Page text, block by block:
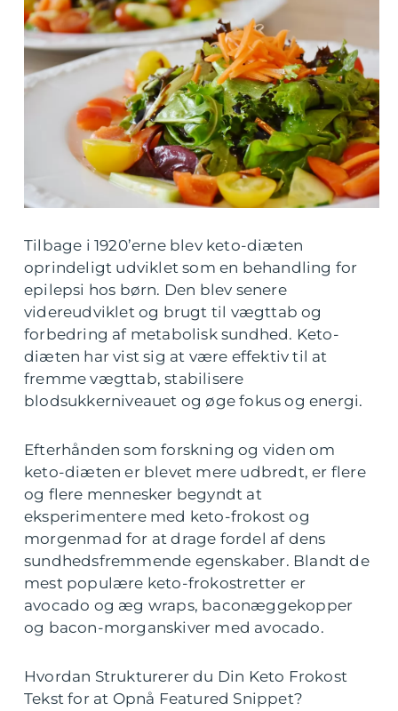
Tilbage i 1920’erne blev keto-diæten
oprindeligt udviklet som en behandling for
epilepsi hos børn. Den blev senere
videreudviklet og brugt til vægttab og
forbedring af metabolisk sundhed. Keto-
diæten har vist sig at være effektiv til at
fremme vægttab, stabilisere
blodsukkerniveauet og øge fokus og energi.
Efterhånden som forskning og viden om
keto-diæten er blevet mere udbredt, er flere
og flere mennesker begyndt at
eksperimentere med keto-frokost og
morgenmad for at drage fordel af dens
sundhedsfremmende egenskaber. Blandt de
mest populære keto-frokostretter er
avocado og æg wraps, baconæggekopper
og bacon-morganskiver med avocado.
Hvordan Strukturerer du Din Keto Frokost
Tekst for at Opnå Featured Snippet?